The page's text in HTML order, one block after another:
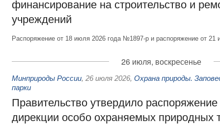
финансирование на строительство и
учреждений
Распоряжение от 18 июля 2026 года №1897-р и распоряжение от
26 июля, воскресенье
Минприроды России, 26 июля 2026, Охрана природы.
парки
Правительство утвердило
дирекции особо охраняемых природных